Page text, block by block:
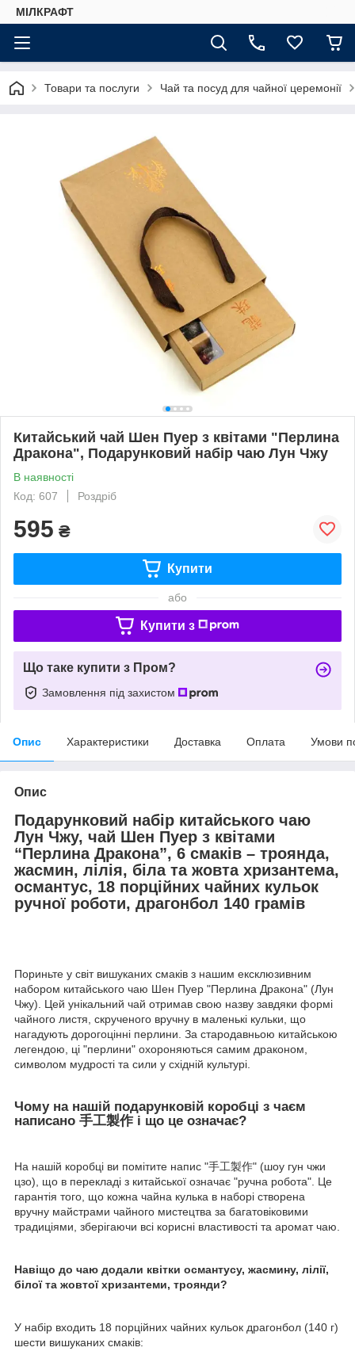
МІЛКРАФТ
Товари та послуги Чай та посуд для чайної церемонії
Китайський чай Шен Пуер з квітами "Перлина
Дракона", Подарунковий набір чаю Лун Чжу
В наявності
Код: 607
Роздріб
595 ₴
Купити
або
Купити з
Що таке купити з Пром?
Замовлення під захистом
Опис Характеристики Доставка Оплата Умови
Опис
Подарунковий набір китайського чаю
Лун Чжу, чай Шен Пуер з квітами
“Перлина Дракона”, 6 смаків – троянда,
жасмин, лілія, біла та жовта хризантема,
османтус, 18 порційних чайних кульок
ручної роботи, драгонбол 140 грамів
Пориньте у світ вишуканих смаків з нашим ексклюзивним
набором китайського чаю Шен Пуер "Перлина Дракона" (Лун
Чжу). Цей унікальний чай отримав свою назву завдяки формі
чайного листя, скрученого вручну в маленькі кульки, що
нагадують дорогоцінні перлини. За стародавньою китайською
легендою, ці "перлини" охороняються самим драконом,
символом мудрості та сили у східній культурі.
Чому на нашій подарунковій коробці з чаєм
написано 手工製作 і що це означає?
На нашій коробці ви помітите напис "手工製作" (шоу гун чжи
цзо), що в перекладі з китайської означає "ручна робота". Це
гарантія того, що кожна чайна кулька в наборі створена
вручну майстрами чайного мистецтва за багатовіковими
традиціями, зберігаючи всі корисні властивості та аромат чаю.
Навіщо до чаю додали квітки османтусу, жасмину, лілії,
білої та жовтої хризантеми, троянди?
У набір входить 18 порційних чайних кульок драгонбол (140 г)
шести вишуканих смаків: